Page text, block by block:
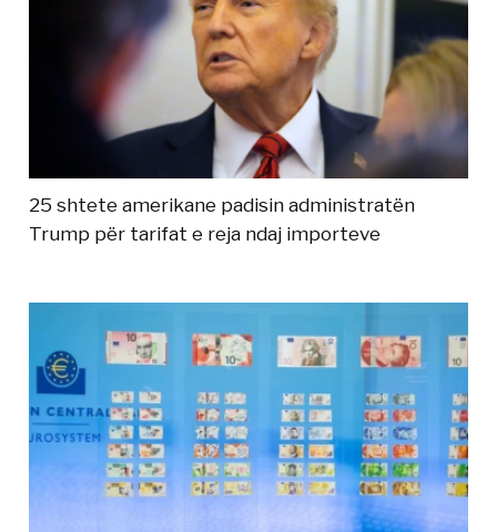
25 shtete amerikane padisin administratën
Trump për tarifat e reja ndaj importeve